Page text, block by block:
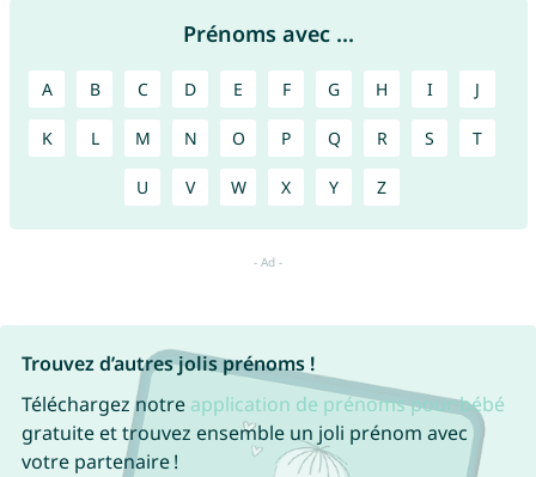
Prénoms avec ...
A B C D E F G H I J
K L M N O P Q R S T
U V W X Y Z
Trouvez d’autres jolis prénoms !
Téléchargez notre application de prénoms pour bébé
gratuite et trouvez ensemble un joli prénom avec
votre partenaire !